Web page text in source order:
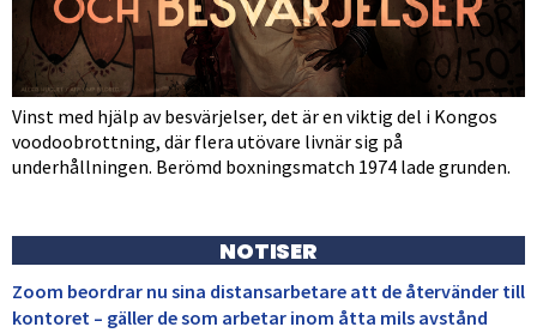
Vinst med hjälp av besvärjelser, det är en viktig del i Kongos
voodoobrottning, där flera utövare livnär sig på
underhållningen. Berömd boxningsmatch 1974 lade grunden.
NOTISER
Zoom beordrar nu sina distansarbetare att de återvänder till
kontoret – gäller de som arbetar inom åtta mils avstånd